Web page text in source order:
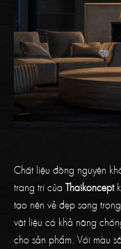
Chất liệu đồng nguyên
trang trí của Thaikoncept
tạo nên vẻ đẹp sang
vật liệu có khả năng
cho sản phẩm. Với màu